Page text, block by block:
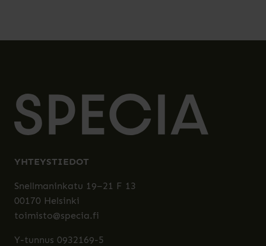
YHTEYSTIEDOT
Snellmaninkatu 19–21 F 13
00170 Helsinki
toimisto@specia.fi
Y-tunnus 0932169-5